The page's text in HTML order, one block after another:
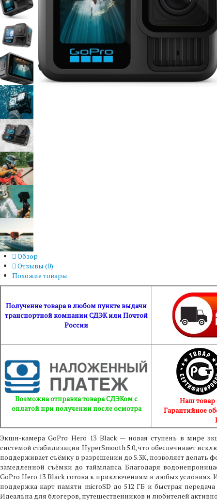
Обзор
Отзывы (0)
Похожие товары
Получение товара в любом пункте выдачи
транспортной компании СДЭК или Почтой
России
Возможна отправка товара СДЭКом с
оплатой при получении после осмотра
Наш товар
Гарантийное
Экшн‑камера GoPro Hero 13 Black — новая ступень в мире
системой стабилизации HyperSmooth 5.0, что обеспечивает
поддерживает съёмку в разрешении до 5.3K, позволяет
замедленной съёмки до таймлапса. Благодаря
GoPro Hero 13 Black готова к приключениям в любых
поддержка карт памяти microSD до 512 ГБ и быстрая
Идеальна для блогеров, путешественников и любителей